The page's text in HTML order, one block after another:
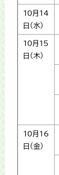
10月14
日（水）
10月15
日（木）
10月16
日（金）